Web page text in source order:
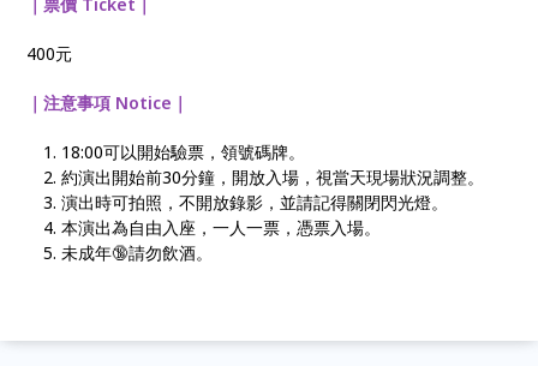
400元
｜注意事項 Notice｜
18:00可以開始驗票，領號碼牌。
約演出開始前30分鐘，開放入場，視當天現場狀況調整。
演出時可拍照，不開放錄影，並請記得關閉閃光燈。
本演出為自由入座，一人一票，憑票入場。
未成年🔞請勿飲酒。